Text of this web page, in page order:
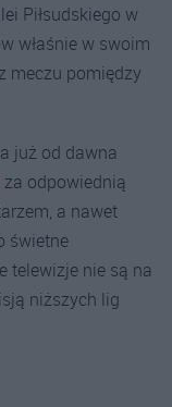
Piłsudskiego w
właśnie w swoim
meczu pomiędzy
już od dawna
za odpowiednią
a nawet
świetne
telewizje nie są na
niższych lig